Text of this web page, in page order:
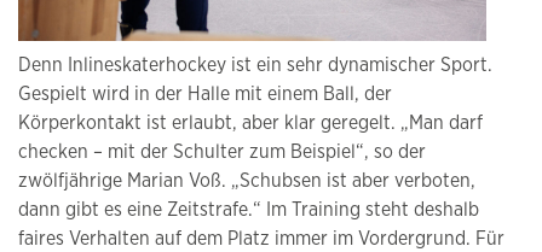
Denn Inlineskaterhockey ist ein sehr dynamischer Sport.
Gespielt wird in der Halle mit einem Ball, der
Körperkontakt ist erlaubt, aber klar geregelt. „Man darf
checken – mit der Schulter zum Beispiel“, so der
zwölfjährige Marian Voß. „Schubsen ist aber verboten,
dann gibt es eine Zeitstrafe.“ Im Training steht deshalb
faires Verhalten auf dem Platz immer im Vordergrund. Für